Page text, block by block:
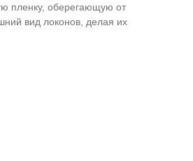
пленку, оберегающую от
вид локонов, делая их